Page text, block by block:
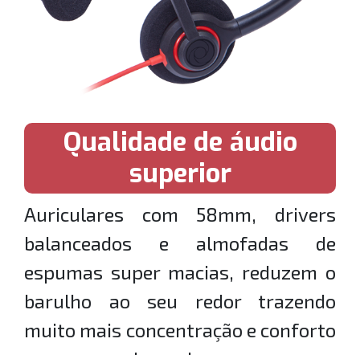
Qualidade de áudio
superior
Auriculares com 58mm, drivers
balanceados e almofadas de
espumas super macias, reduzem o
barulho ao seu redor trazendo
muito mais concentração e conforto